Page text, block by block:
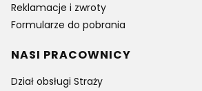
Reklamacje i zwroty
Formularze do pobrania
NASI PRACOWNICY
Dział obsługi Straży